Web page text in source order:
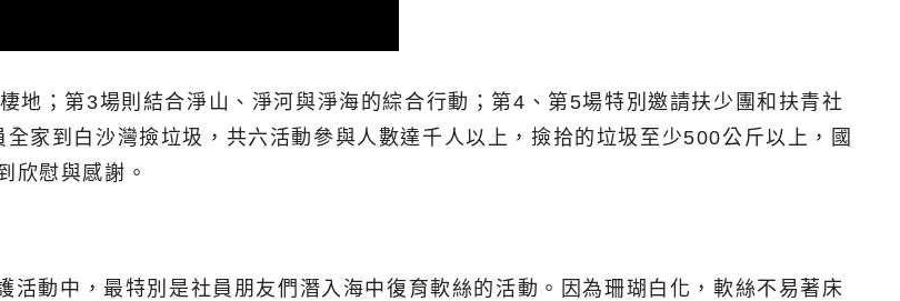
地；第3場則結合淨山、淨河與淨海的綜合行動；第4、第5場特別邀請扶少團和扶青社
家到白沙灣撿垃圾，共六活動參與人數達千人以上，撿拾的垃圾至少500公斤以上，國
欣慰與感謝。
動中，最特別是社員朋友們潛入海中復育軟絲的活動。因為珊瑚白化，軟絲不易著床